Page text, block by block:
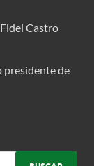
Castro
presidente de